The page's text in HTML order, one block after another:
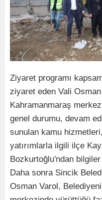
Ziyaret programı
ziyaret eden Vali
Kahramanmaraş
genel durumu, devam
sunulan kamu
yatırımlarla ilgili ilçe
Bozkurtoğlu'ndan bilgiler
Daha sonra Sincik
Osman Varol,